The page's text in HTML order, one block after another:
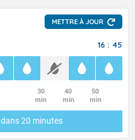
METTRE À JOUR
16 : 45
30
min
40
min
50
min
dans 20 minutes